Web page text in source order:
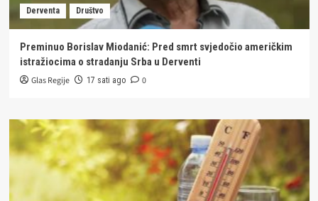
Derventa Društvo
Preminuo Borislav Miodanić: Pred smrt svjedočio američkim
istražiocima o stradanju Srba u Derventi
Glas Regije 17 sati ago 0